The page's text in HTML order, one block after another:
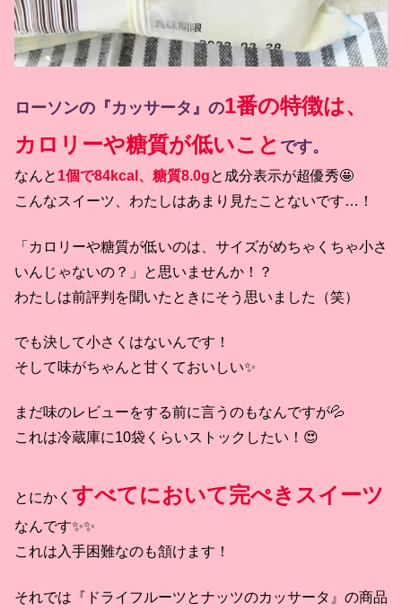
ローソンの『カッサータ』の1番の特徴は、
カロリーや糖質が低いこと です。
なんと 1個で84kcal、糖質8.0gと成分表示が超優秀🤩
こんなスイーツ、わたしはあまり見たことないです…！
「カロリーや糖質が低いのは、サイズがめちゃくちゃ小さ
いんじゃないの？」と思いませんか！？
わたしは前評判を聞いたときにそう思いました（笑）
でも決して小さくはないんです！
そして味がちゃんと甘くておいしい✨
まだ味のレビューをする前に言うのもなんですが💦
これは冷蔵庫に10袋くらいストックしたい！😍
とにかく すべてにおいて完ぺきスイーツ
なんです✨✨
これは入手困難なのも頷けます！
それでは『ドライフルーツとナッツのカッサータ』の商品